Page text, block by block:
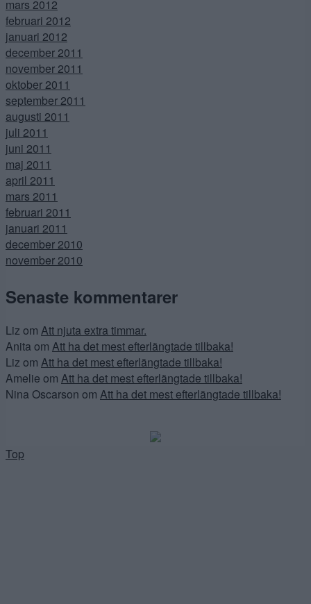
mars 2012
februari 2012
januari 2012
december 2011
november 2011
oktober 2011
september 2011
augusti 2011
juli 2011
juni 2011
maj 2011
april 2011
mars 2011
februari 2011
januari 2011
december 2010
november 2010
Senaste kommentarer
Liz om Att njuta extra timmar.
Anita om Att ha det mest efterlängtade tillbaka!
Liz om Att ha det mest efterlängtade tillbaka!
Amelie om Att ha det mest efterlängtade tillbaka!
Nina Oscarson om Att ha det mest efterlängtade tillbaka!
Top